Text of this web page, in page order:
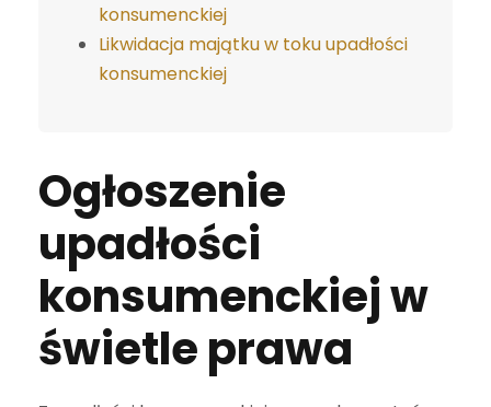
konsumenckiej
Likwidacja majątku w toku upadłości
konsumenckiej
Ogłoszenie
upadłości
konsumenckiej w
świetle prawa